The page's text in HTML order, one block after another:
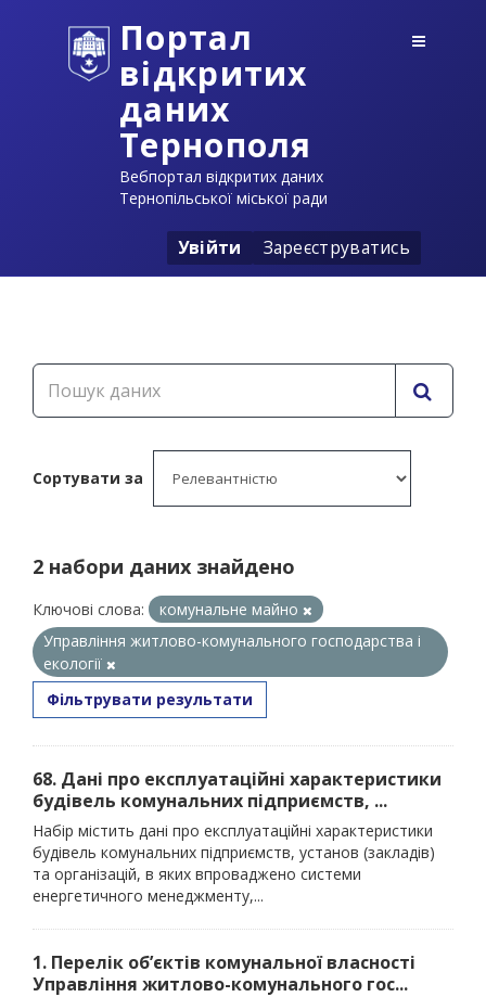
Портал
відкритих
даних
Тернополя
Вебпортал відкритих даних
Тернопільської міської ради
Увійти Зареєструватись
Сортувати за
2 набори даних знайдено
Ключові слова:
комунальне майно
Управління житлово-комунального господарства і
екології
Фільтрувати результати
68. Дані про експлуатаційні характеристики
будівель комунальних підприємств, ...
Набір містить дані про експлуатаційні характеристики
будівель комунальних підприємств, установ (закладів)
та організацій, в яких впроваджено системи
енергетичного менеджменту,...
1. Перелік об’єктів комунальної власності
Управління житлово-комунального гос...